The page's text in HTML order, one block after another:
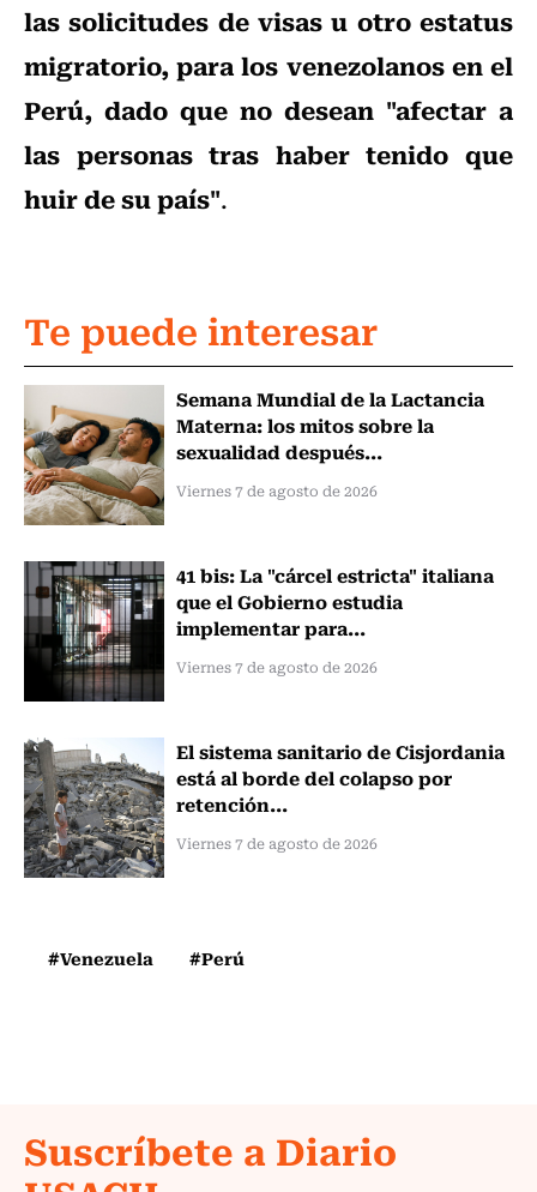
las solicitudes de visas u otro estatus
migratorio, para los venezolanos en el
Perú, dado que no desean "afectar a
las personas tras haber tenido que
huir de su país".
Te puede interesar
Semana Mundial de la Lactancia
Materna: los mitos sobre la
sexualidad después...
Viernes 7 de agosto de 2026
41 bis: La "cárcel estricta" italiana
que el Gobierno estudia
implementar para...
Viernes 7 de agosto de 2026
El sistema sanitario de Cisjordania
está al borde del colapso por
retención...
Viernes 7 de agosto de 2026
#Venezuela #Perú